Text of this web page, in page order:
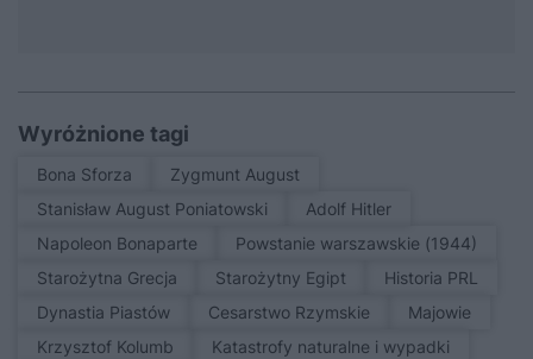
Wyróżnione tagi
Bona Sforza
Zygmunt August
Stanisław August Poniatowski
Adolf Hitler
Napoleon Bonaparte
Powstanie warszawskie (1944)
Starożytna Grecja
Starożytny Egipt
Historia PRL
Dynastia Piastów
Cesarstwo Rzymskie
Majowie
Krzysztof Kolumb
Katastrofy naturalne i wypadki